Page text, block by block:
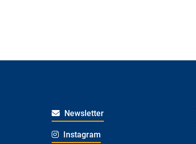
Newsletter
Instagram